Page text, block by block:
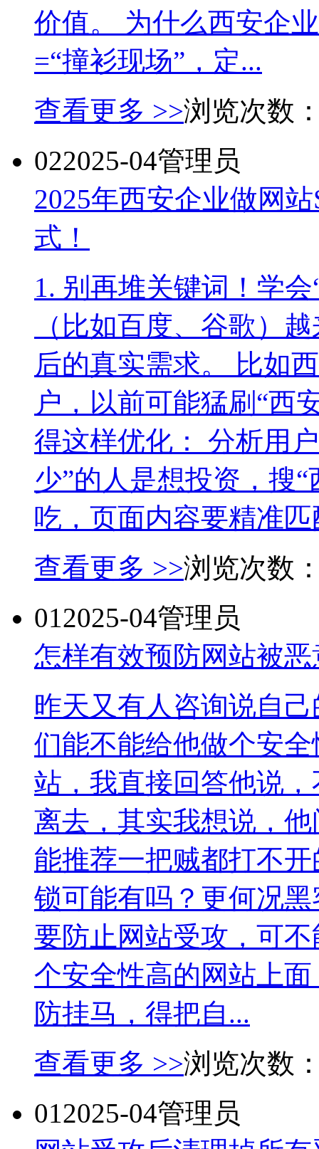
价值。 为什么西安企
=“撞衫现场”，定...
查看更多 >>浏览次数
022025-04管理员
2025年西安企业做网
式！
1. 别再堆关键词！学
（比如百度、谷歌）
后的真实需求。 比如
户，以前可能猛刷“西
得这样优化： 分析用
少”的人是想投资，搜
吃，页面内容要精准
查看更多 >>浏览次数
012025-04管理员
怎样有效预防网站被
昨天又有人咨询说自
们能不能给他做个安
站，我直接回答他说
离去，其实我想说，
能推荐一把贼都打不
锁可能有吗？更何况
要防止网站受攻，可
个安全性高的网站上
防挂马，得把自...
查看更多 >>浏览次数
012025-04管理员